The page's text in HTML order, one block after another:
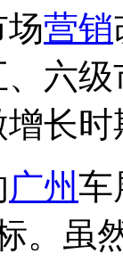
营销
六
长
广州车
。虽